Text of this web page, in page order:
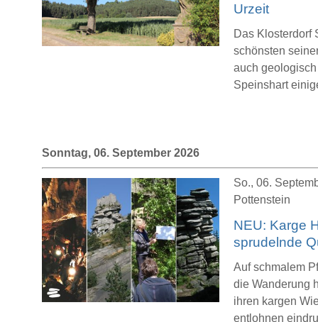
Urzeit
Das Klosterdorf
schönsten
auch
Speinshart
Sonntag, 06. September 2026
So., 06.
Pottenstein
NEU: Karge
sprudelnde
Auf schmalem
die Wanderung
ihren kargen
entlohnen